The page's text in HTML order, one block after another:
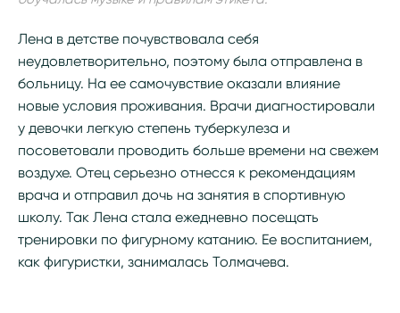
Лена в детстве почувствовала себя
неудовлетворительно, поэтому была отправлена в
больницу. На ее самочувствие оказали влияние
новые условия проживания. Врачи диагностировали
у девочки легкую степень туберкулеза и
посоветовали проводить больше времени на свежем
воздухе. Отец серьезно отнесся к рекомендациям
врача и отправил дочь на занятия в спортивную
школу. Так Лена стала ежедневно посещать
тренировки по фигурному катанию. Ее воспитанием,
как фигуристки, занималась Толмачева.